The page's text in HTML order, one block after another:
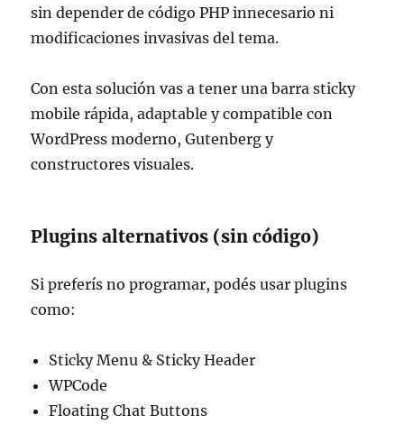
sin depender de código PHP innecesario ni
modificaciones invasivas del tema.
Con esta solución vas a tener una barra sticky
mobile rápida, adaptable y compatible con
WordPress moderno, Gutenberg y
constructores visuales.
Plugins alternativos (sin código)
Si preferís no programar, podés usar plugins
como:
Sticky Menu & Sticky Header
WPCode
Floating Chat Buttons